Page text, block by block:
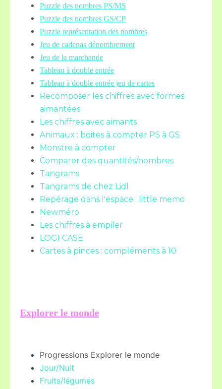
Puzzle des nombres PS/MS
Puzzle des nombres GS/CP
Puzzle représentation des nombres
Jeu de cadenas dénombrement
Jeu de la marchande
Tableau à double entrée
Tableau à double entrée jeu de cartes
Recomposer les chiffres avec formes
aimantées
Les chiffres avec aimants
Animaux : boites à compter PS à GS
Monstre à compter
Comparer des quantités/nombres
Tangrams
Tangrams de chez Lidl
Repérage dans l'espace : little memo
Newméro
Les chiffres à empiler
LOGI CASE
Cartes à pinces : compléments à 10
Explorer le monde
Progressions Explorer le monde
Jour/Nuit
Fruits/légumes